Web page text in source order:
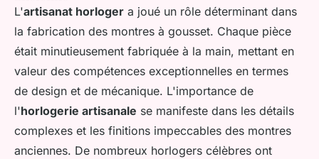
L'artisanat horloger a joué un rôle déterminant dans
la fabrication des montres à gousset. Chaque pièce
était minutieusement fabriquée à la main, mettant en
valeur des compétences exceptionnelles en termes
de design et de mécanique. L'importance de
l'horlogerie artisanale se manifeste dans les détails
complexes et les finitions impeccables des montres
anciennes. De nombreux horlogers célèbres ont